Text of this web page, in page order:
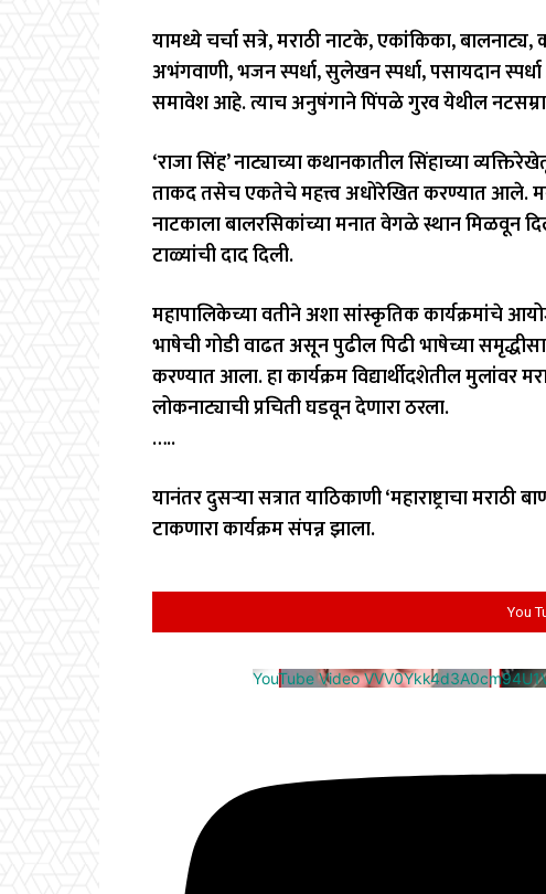
यामध्ये चर्चा सत्रे, मराठी नाटके, एकांकिका,
अभंगवाणी, भजन स्पर्धा, सुलेखन स्पर्धा, पसायदान
समावेश आहे. त्याच अनुषंगाने पिंपळे गुरव येथील
‘राजा सिंह’ नाट्याच्या कथानकातील सिंहाच्या
ताकद तसेच एकतेचे महत्त्व अधोरेखित करण्यात आले.
नाटकाला बालरसिकांच्या मनात वेगळे स्थान मिळवून
टाळ्यांची दाद दिली.
महापालिकेच्या वतीने अशा सांस्कृतिक कार्यक्रमांचे
भाषेची गोडी वाढत असून पुढील पिढी भाषेच्या
करण्यात आला. हा कार्यक्रम विद्यार्थीदशेतील मुलांवर
लोकनाट्याची प्रचिती घडवून देणारा ठरला.
…..
यानंतर दुसऱ्या सत्रात याठिकाणी ‘महाराष्ट्राचा
टाकणारा कार्यक्रम संपन्न झाला.
You
YouTube Video